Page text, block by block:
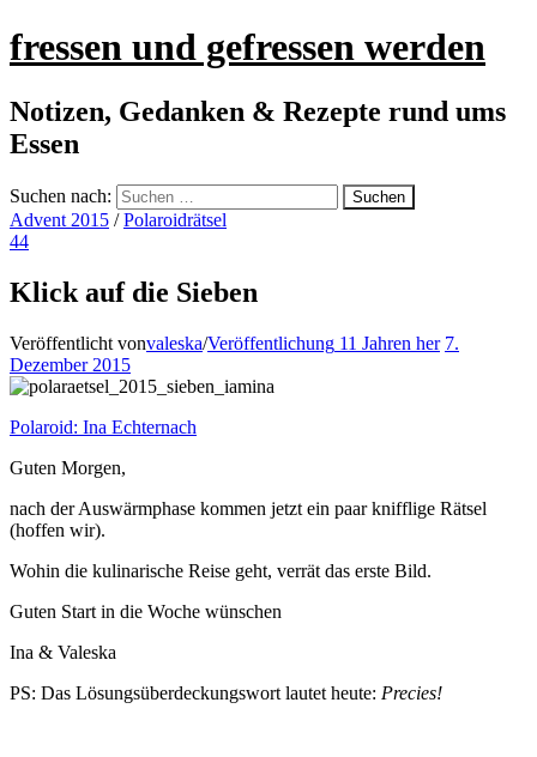
fressen und gefressen werden
Notizen, Gedanken & Rezepte rund ums
Essen
Suchen nach:
Advent 2015 /Polaroidrätsel
44
Klick auf die Sieben
Veröffentlicht vonvaleska/Veröffentlichung 11 Jahren her 7.
Dezember 2015
Polaroid: Ina Echternach
Guten Morgen,
nach der Auswärmphase kommen jetzt ein paar knifflige Rätsel
(hoffen wir).
Wohin die kulinarische Reise geht, verrät das erste Bild.
Guten Start in die Woche wünschen
Ina & Valeska
PS: Das Lösungsüberdeckungswort lautet heute: Precies!